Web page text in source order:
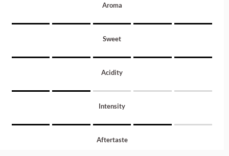
Aroma
Sweet
Acidity
Intensity
Aftertaste